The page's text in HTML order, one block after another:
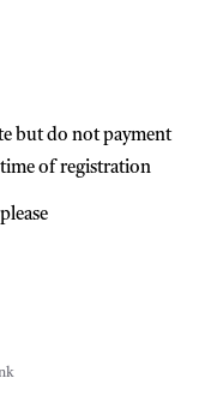
but do not payment
of registration